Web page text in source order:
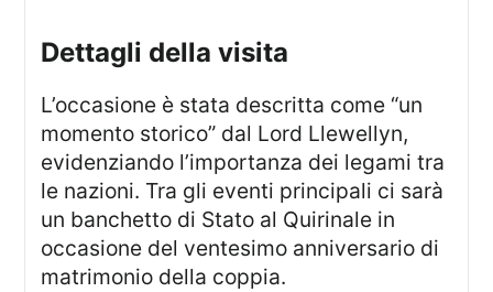
dettagli della visita
L’occasione è stata descritta come “un
momento storico” dal Lord Llewellyn,
evidenziando l’importanza dei legami tra
le nazioni. Tra gli eventi principali ci sarà
un banchetto di Stato al Quirinale in
occasione del ventesimo anniversario di
matrimonio della coppia.